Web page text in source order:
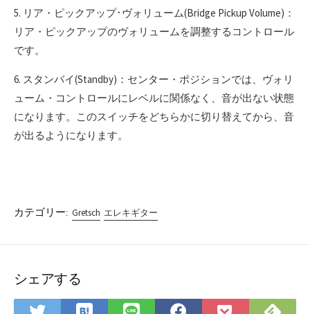
5. リア・ピックアップ･ヴォリューム(Bridge Pickup Volume)：
リア・ピックアップのヴォリュームを調整するコントロール
です。
6. スタンバイ(Standby)：センター・ポジションでは、ヴォリ
ューム・コントロールにレベルに関係なく、音が出ない状態
になります。このスイッチをどちらかに切り替えてから、音
が出るようになります。
カテゴリー: Gretsch エレキギター
シェアする
Twitter LINE
Facebook
Pocket